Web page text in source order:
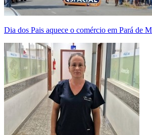
Dia dos Pais aquece o comércio em Pará de